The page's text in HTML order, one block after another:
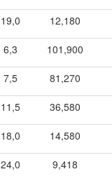
19,0 12,180
6,3 101,900
7,5 81,270
11,5 36,580
18,0 14,580
24,0 9,418